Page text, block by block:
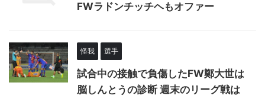
FWラドンチッチヘもオファー
怪我 選手
試合中の接触で負傷したFW鄭大世は
脳しんとうの診断 週末のリーグ戦は